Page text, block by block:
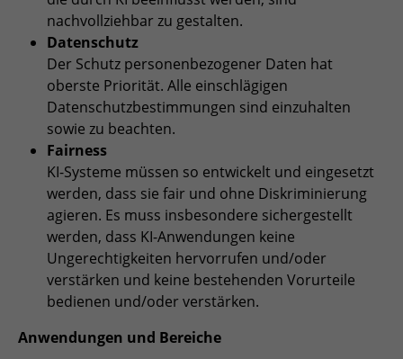
nachvollziehbar zu gestalten.
Datenschutz
Der Schutz personenbezogener Daten hat
oberste Priorität. Alle einschlägigen
Datenschutzbestimmungen sind einzuhalten
sowie zu beachten.
Fairness
KI-Systeme müssen so entwickelt und eingesetzt
werden, dass sie fair und ohne Diskriminierung
agieren. Es muss insbesondere sichergestellt
werden, dass KI-Anwendungen keine
Ungerechtigkeiten hervorrufen und/oder
verstärken und keine bestehenden Vorurteile
bedienen und/oder verstärken.
Anwendungen und Bereiche
zu speichern.
Name SgCookieOptin.lastPreferences
Anbieter
Laufzeit
Zweck
Dieser Wert speichert Ihre Consent-
Einstellungen. Unter anderem eine
zufällig generierte ID, für die
historische Speicherung Ihrer
vorgenommen Einstellungen, falls der
Webseiten-Betreiber dies eingestellt
hat.
Name _pk_id
Anbieter Matomo
Laufzeit 1 Jahr
Zweck
wiederkehrender Nutzer
Name _pk_ses
Anbieter Matomo
Laufzeit 30 min
Zweck
Tracking Nutzerverhalten beim Besuch
Cookie-Informationen anzeigen
Einblendung von 3rd Party Content
Wir verwenden 3rd Party Content, um zusätzliche Inhalte
anzubieten, die wir nicht selbst speichern, die aber für
Webseitenbesucher nützlich sind, z.B. Kartendienste
oder Videos. Weitere Details entnehmen Sie den
Datenschutzhinweisen.